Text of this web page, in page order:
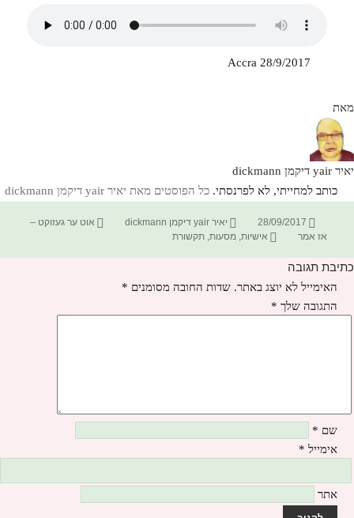
Accra 28/9/2017
מאת
יאיר yair דיקמן dickmann
כותב למחייתי, לא לפרנסתי. כל הפוסטים מאת יאיר yair דיקמן dickmann‏
פורסם
בתאריך
28/09/2017 מחבר
יאיר yair דיקמן dickmann קטגוריות
אוט ער געזוקט –
אז אמר
תגיות
אישיות,מסעות,תקשורת
כתיבת תגובה
האימייל לא יוצג באתר. שדות החובה מסומנים *
התגובה שלך *
שם *
אימייל *
אתר